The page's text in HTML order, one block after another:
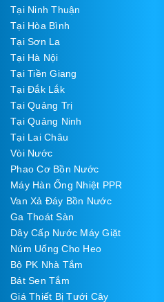
Tại Ninh Thuận
Tại Hòa Bình
Tại Sơn La
Tại Hà Nội
Tại Tiền Giang
Tại Đắk Lắk
Tại Quảng Trị
Tại Quảng Ninh
Tại Lai Châu
Vòi Nước
Phao Cơ Bồn Nước
Máy Hàn Ống Nhiệt PPR
Van Xả Đáy Bồn Nước
Ga Thoát Sàn
Dây Cấp Nước Máy Giặt
Núm Uống Cho Heo
Bộ PK Nhà Tắm
Bát Sen Tắm
Giá Thiết Bị Tưới Cây